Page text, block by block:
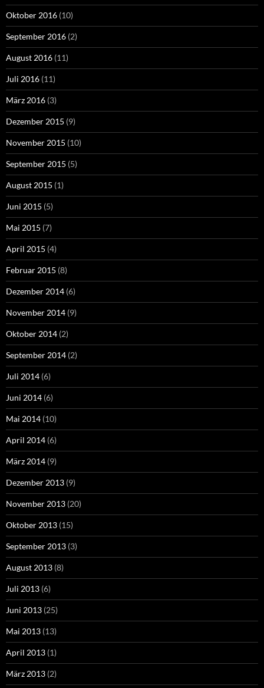
Oktober 2016 (10)
September 2016 (2)
August 2016 (11)
Juli 2016 (11)
März 2016 (3)
Dezember 2015 (9)
November 2015 (10)
September 2015 (5)
August 2015 (1)
Juni 2015 (5)
Mai 2015 (7)
April 2015 (4)
Februar 2015 (8)
Dezember 2014 (6)
November 2014 (9)
Oktober 2014 (2)
September 2014 (2)
Juli 2014 (6)
Juni 2014 (6)
Mai 2014 (10)
April 2014 (6)
März 2014 (9)
Dezember 2013 (9)
November 2013 (20)
Oktober 2013 (15)
September 2013 (3)
August 2013 (8)
Juli 2013 (6)
Juni 2013 (25)
Mai 2013 (13)
April 2013 (1)
März 2013 (2)